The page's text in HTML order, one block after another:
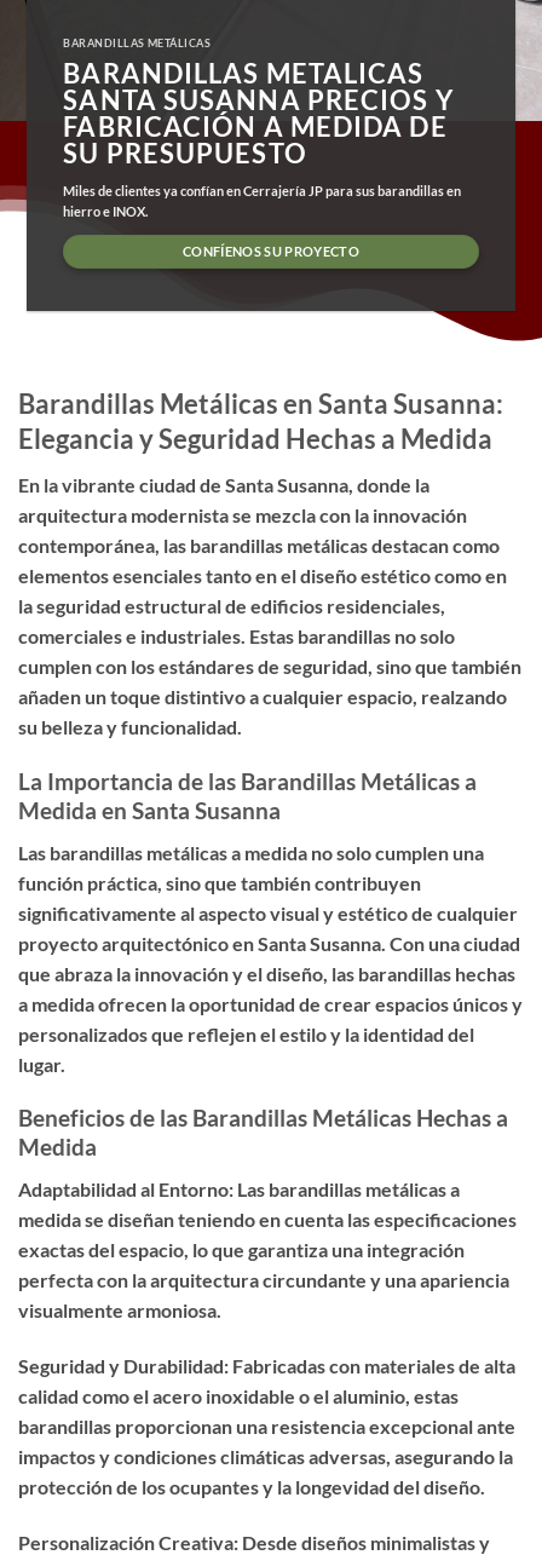
BARANDILLAS METÁLICAS
BARANDILLAS METALICAS
SANTA SUSANNA PRECIOS Y
FABRICACIÓN A MEDIDA DE
SU PRESUPUESTO
Miles de clientes ya confían en Cerrajería JP para sus barandillas en
hierro e INOX.
CONFÍENOS SU PROYECTO
Barandillas Metálicas en Santa Susanna:
Elegancia y Seguridad Hechas a Medida
En la vibrante ciudad de Santa Susanna, donde la
arquitectura modernista se mezcla con la innovación
contemporánea, las barandillas metálicas destacan como
elementos esenciales tanto en el diseño estético como en
la seguridad estructural de edificios residenciales,
comerciales e industriales. Estas barandillas no solo
cumplen con los estándares de seguridad, sino que también
añaden un toque distintivo a cualquier espacio, realzando
su belleza y funcionalidad.
La Importancia de las Barandillas Metálicas a
Medida en Santa Susanna
Las barandillas metálicas a medida no solo cumplen una
función práctica, sino que también contribuyen
significativamente al aspecto visual y estético de cualquier
proyecto arquitectónico en Santa Susanna. Con una ciudad
que abraza la innovación y el diseño, las barandillas hechas
a medida ofrecen la oportunidad de crear espacios únicos y
personalizados que reflejen el estilo y la identidad del
lugar.
Beneficios de las Barandillas Metálicas Hechas a
Medida
Adaptabilidad al Entorno: Las barandillas metálicas a
medida se diseñan teniendo en cuenta las especificaciones
exactas del espacio, lo que garantiza una integración
perfecta con la arquitectura circundante y una apariencia
visualmente armoniosa.
Seguridad y Durabilidad: Fabricadas con materiales de alta
calidad como el acero inoxidable o el aluminio, estas
barandillas proporcionan una resistencia excepcional ante
impactos y condiciones climáticas adversas, asegurando la
protección de los ocupantes y la longevidad del diseño.
Personalización Creativa: Desde diseños minimalistas y